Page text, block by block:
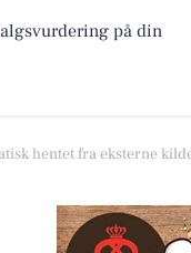
på din
hentet fra eksterne